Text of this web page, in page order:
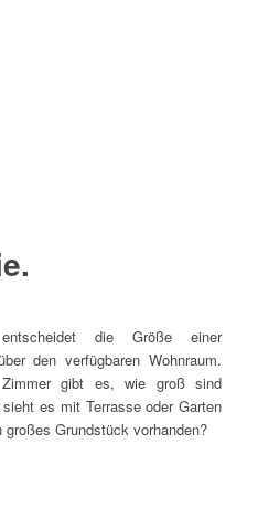
die Größe einer
den verfügbaren Wohnraum.
gibt es, wie groß sind
es mit Terrasse oder Garten
großes Grundstück vorhanden?